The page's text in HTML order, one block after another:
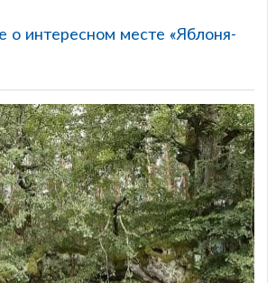
о интересном месте «Яблоня-